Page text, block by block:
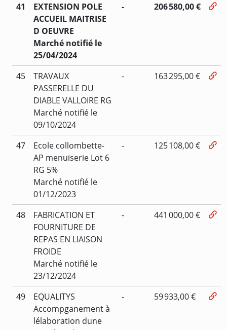
41
EXTENSION POLE
ACCUEIL MAITRISE
D OEUVRE
Marché notifié le
25/04/2024
- 206 580,00 €
45
TRAVAUX
PASSERELLE DU
DIABLE VALLOIRE RG
Marché notifié le
09/10/2024
- 163 295,00 €
47
Ecole collombette-
AP menuiserie Lot 6
RG 5%
Marché notifié le
01/12/2023
- 125 108,00 €
48
FABRICATION ET
FOURNITURE DE
REPAS EN LIAISON
FROIDE
Marché notifié le
23/12/2024
- 441 000,00 €
49
EQUALITYS
Accompganement à
lélaboration dune
- 59 933,00 €